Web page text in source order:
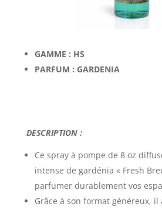
GAMME : HS
PARFUM : GARDENIA
DESCRIPTION :
Ce spray à pompe de 8 oz
intense de gardénia « Fresh
parfumer durablement vos
Grâce à son format généreux, il